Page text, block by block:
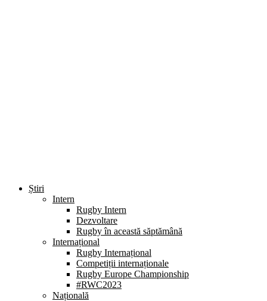
Știri
Intern
Rugby Intern
Dezvoltare
Rugby în această săptămână
Internațional
Rugby Internațional
Competiții internaționale
Rugby Europe Championship
#RWC2023
Națională